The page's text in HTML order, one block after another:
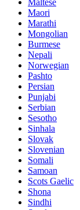
Maori
Marathi
Mongolian
Burmese
Nepali
Norwegian
Pashto
Persian
Punjabi
Serbian
Sesotho
Sinhala
Slovak
Slovenian
Somali
Samoan
Scots Gaelic
Shona
Sindhi